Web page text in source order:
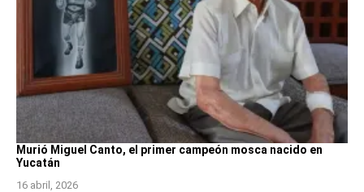
Murió Miguel Canto, el primer campeón mosca nacido en
Yucatán
16 abril, 2026